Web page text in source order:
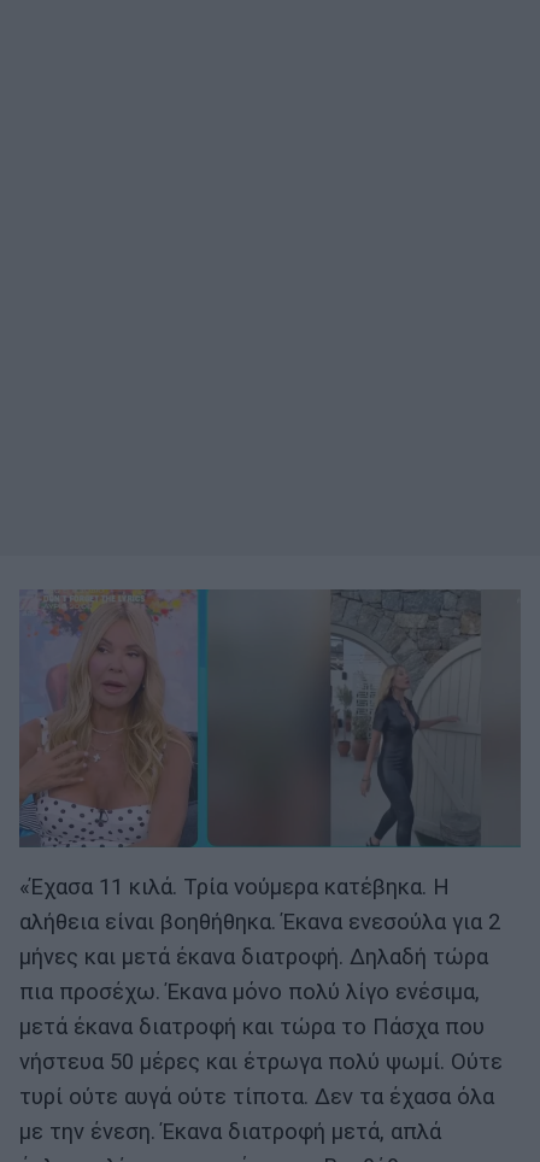
«Έχασα 11 κιλά. Τρία νούμερα κατέβηκα. Η
αλήθεια είναι βοηθήθηκα. Έκανα ενεσούλα για 2
μήνες και μετά έκανα διατροφή. Δηλαδή τώρα
πια προσέχω. Έκανα μόνο πολύ λίγο ενέσιμα,
μετά έκανα διατροφή και τώρα το Πάσχα που
νήστευα 50 μέρες και έτρωγα πολύ ψωμί. Ούτε
τυρί ούτε αυγά ούτε τίποτα. Δεν τα έχασα όλα
με την ένεση. Έκανα διατροφή μετά, απλά